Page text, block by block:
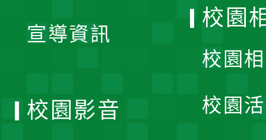
宣導資訊
校園
校園
校園
校園影音